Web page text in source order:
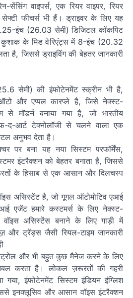
सेंसिंग वाइपर्स, एक रियर वाइपर, रियर
फीचर्स भी हैं। ड्राइवर के लिए यह
इंच (26.03 सेमी) डिजिटल कॉकपिट
कुशाक के मिड वेरिएंट्स में 8-इंच (20.32
है, जिससे ड्राइविंग की बेहतर जानकारी
सेमी) की इंफोटेनमेंट स्क्रीन भी है,
और एप्पल कारप्ले है, जिसे नेक्स्ट-
से मॉडर्न बनाया गया है, जो भारतीय
द-आर्ट टेक्नोलॉजी से चलने वाला एक
अनुभव देता है।
पर बना यह नया सिस्टम परफॉर्मेंस,
इंटरैक्शन को बेहतर बनाता है, जिससे
के हिसाब से एक आसान और दिलचस्प
असिस्टेंट है, जो गूगल ऑटोमोटिव एआई
एजेंट हमारे कस्टमर्स के लिए नेक्स्ट-
वॉइस असिस्टेंस बनाने के लिए गाड़ी में
और ट्रेंड्स जैसी रियल-टाइम जानकारी
और भी बहुत कुछ मैनेज करने के लिए
करता है। लोकल ज़रूरतों की गहरी
इंफोटेनमेंट सिस्टम इंडियन इंग्लिश
इनक्लूसिव और आसान वॉइस इंटरैक्शन